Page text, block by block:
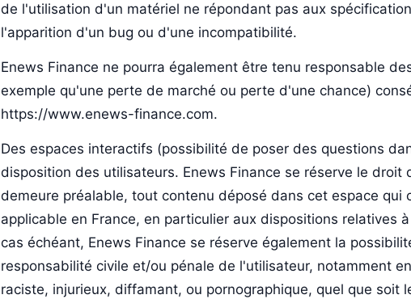
de l'utilisation d'un matériel ne répondant pas aux
l'apparition d'un bug ou d'une incompatibilité.
Enews Finance ne pourra également être tenu responsable
exemple qu'une perte de marché ou perte d'une chance)
https://www.enews-finance.com.
Des espaces interactifs (possibilité de poser des questions
disposition des utilisateurs. Enews Finance se réserve le droit
demeure préalable, tout contenu déposé dans cet espace qui
applicable en France, en particulier aux dispositions relatives
cas échéant, Enews Finance se réserve également la
responsabilité civile et/ou pénale de l'utilisateur, notamment
raciste, injurieux, diffamant, ou pornographique, quel que soit